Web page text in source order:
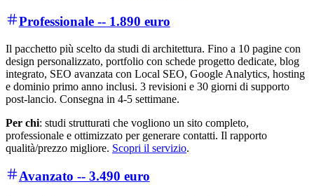
Professionale -- 1.890 euro
Il pacchetto più scelto da studi di architettura. Fino a 10 pagine con
design personalizzato, portfolio con schede progetto dedicate, blog
integrato, SEO avanzata con Local SEO, Google Analytics, hosting
e dominio primo anno inclusi. 3 revisioni e 30 giorni di supporto
post-lancio. Consegna in 4-5 settimane.
Per chi: studi strutturati che vogliono un sito completo,
professionale e ottimizzato per generare contatti. Il rapporto
qualità/prezzo migliore. Scopri il servizio.
Avanzato -- 3.490 euro